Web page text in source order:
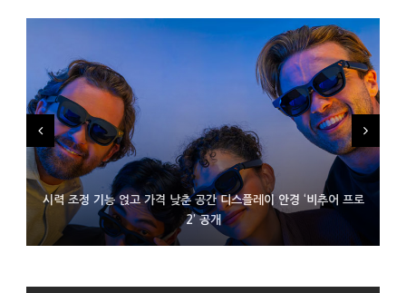
시력 조정 기능 얹고 가격 낮춘 공간 디스플레이 안경 ‘비추어 프로
2’ 공개
D램 부족에 10억달러어치 아이폰18 프로세서 패키징 대기 중
300~400달러 반지형 스피커 준비하는 오픈AI